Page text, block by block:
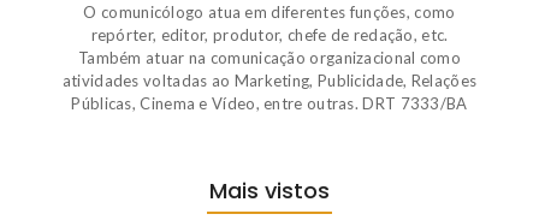
O comunicólogo atua em diferentes funções, como
repórter, editor, produtor, chefe de redação, etc.
Também atuar na comunicação organizacional como
atividades voltadas ao Marketing, Publicidade, Relações
Públicas, Cinema e Vídeo, entre outras. DRT 7333/BA
Mais vistos